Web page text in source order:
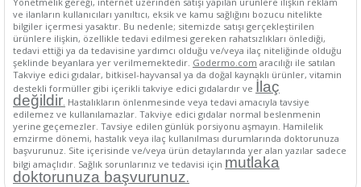
ve ilanların kullanıcıları yanıltıcı, eksik ve kamu sağlığını bozucu nitelikte
bilgiler içermesi yasaktır. Bu nedenle; sitemizde satışı gerçekleştirilen
ürünlere ilişkin, özellikle tedavi edilmesi gereken rahatsızlıkları önlediği,
tedavi ettiği ya da tedavisine yardımcı olduğu ve/veya ilaç niteliğinde olduğu
şeklinde beyanlara yer verilmemektedir. Godermo.com aracılığı ile satılan
Takviye edici gıdalar, bitkisel-hayvansal ya da doğal kaynaklı ürünler, vitamin
destekli formüller gibi içerikli takviye edici gıdalardır ve İlaç
değildir. Hastalıkların önlenmesinde veya tedavi amacıyla tavsiye
edilemez ve kullanılamazlar. Takviye edici gıdalar normal beslenmenin
yerine geçemezler. Tavsiye edilen günlük porsiyonu aşmayın. Hamilelik
emzirme dönemi, hastalık veya ilaç kullanılması durumlarında doktorunuza
başvurunuz. Site içerisinde ve/veya ürün detaylarında yer alan yazılar sadece
bilgi amaçlıdır. Sağlık sorunlarınız ve tedavisi için mutlaka
doktorunuza başvurunuz.